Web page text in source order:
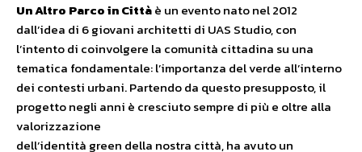
Un Altro Parco in Cittàè un evento nato nel 2012
dall’idea di 6 giovani architetti di UAS Studio, con
l’intento di coinvolgere la comunità cittadina su una
tematica fondamentale: l’importanza del verde all’interno
dei contesti urbani. Partendo da questo presupposto, il
progetto negli anni è cresciuto sempre di più e oltre alla
valorizzazione
dell’identità green della nostra città, ha avuto un